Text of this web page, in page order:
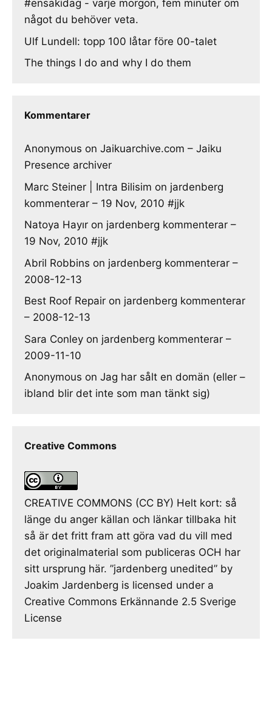
#ensakidag - varje morgon, fem minuter om
något du behöver veta.
Ulf Lundell: topp 100 låtar före 00-talet
The things I do and why I do them
Kommentarer
Anonymous on Jaikuarchive.com – Jaiku
Presence archiver
Marc Steiner | Intra Bilisim on jardenberg
kommenterar – 19 Nov, 2010 #jjk
Natoya Hayır on jardenberg kommenterar –
19 Nov, 2010 #jjk
Abril Robbins on jardenberg kommenterar –
2008-12-13
Best Roof Repair on jardenberg kommenterar
– 2008-12-13
Sara Conley on jardenberg kommenterar –
2009-11-10
Anonymous on Jag har sålt en domän (eller –
ibland blir det inte som man tänkt sig)
Creative Commons
CREATIVE COMMONS (CC BY) Helt kort: så
länge du anger källan och länkar tillbaka hit
så är det fritt fram att göra vad du vill med
det originalmaterial som publiceras OCH har
sitt ursprung här. ”jardenberg unedited” by
Joakim Jardenberg is licensed under a
Creative Commons Erkännande 2.5 Sverige
License